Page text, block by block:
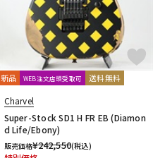
新品 WEB注文店頭受取可 送料無料
Charvel
Super-Stock SD1 H FR EB (Diamon
d Life/Ebony)
販売価格¥242,550(税込)